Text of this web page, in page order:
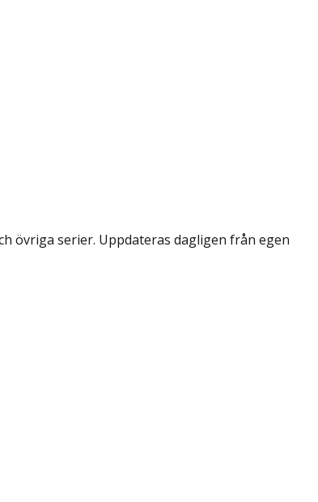
övriga serier. Uppdateras dagligen från egen